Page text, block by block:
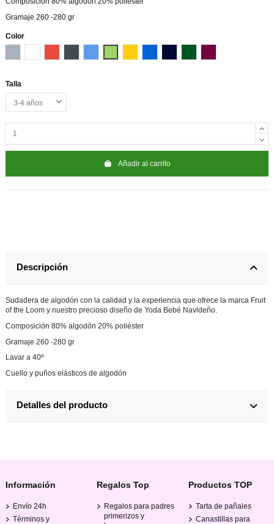
Gramaje 260 -280 gr
Color
Talla
Añadir al carrito
Descripción
Sudadera de algodón con la calidad y la experiencia que ofrece la marca Fruit
of the Loom y nuestro precioso diseño de Yoda Bebé Navideño.
Composición 80% algodón 20% poliéster
Gramaje 260 -280 gr
Lavar a 40º
Cuello y puños elásticos de algodón
Detalles del producto
Información
Envío 24h
Términos y
Regalos Top
Regalos para padres
primerizos y
Productos TOP
Tarta de pañales
Canastillas para